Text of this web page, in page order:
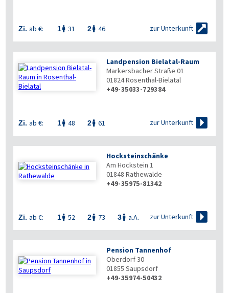
Zi. ab €: 1 31 2 46 zur Unterkunft 
Landpension Bielatal-Raum
Markersbacher Straße 01
01824Rosenthal-Bielatal
+49-35033-729384
Zi. ab €: 1 48 2 61 zur Unterkunft 
Hocksteinschänke
Am Hockstein 1
01848 Rathewalde
+49-35975-81342
Zi. ab €: 1 52 2 73 3 a.A. zur Unterkunft 
Pension Tannenhof
Oberdorf 30
01855 Saupsdorf
+49-35974-50432